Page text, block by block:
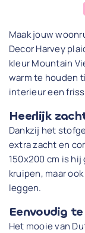
Maak jouw
Decor Harvey
kleur Mountain
warm te houden
interieur een
Heerlijk
Dankzij het
extra zacht en
150x200 cm is
kruipen, maar
leggen.
Eenvoudig
Het mooie van